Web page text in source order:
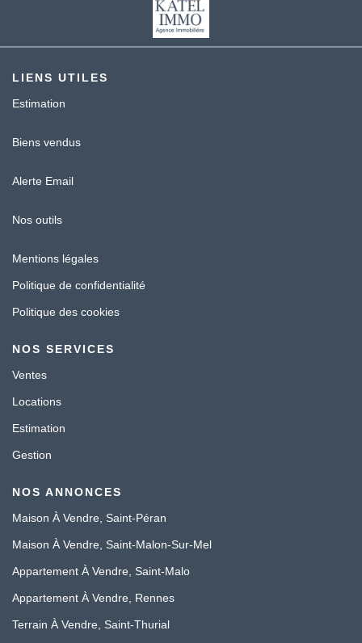
LIENS UTILES
Estimation
Biens vendus
Alerte Email
Nos outils
Mentions légales
Politique de confidentialité
Politique des cookies
NOS SERVICES
Ventes
Locations
Estimation
Gestion
NOS ANNONCES
Maison À Vendre, Saint-Péran
Maison À Vendre, Saint-Malon-Sur-Mel
Appartement À Vendre, Saint-Malo
Appartement À Vendre, Rennes
Terrain À Vendre, Saint-Thurial